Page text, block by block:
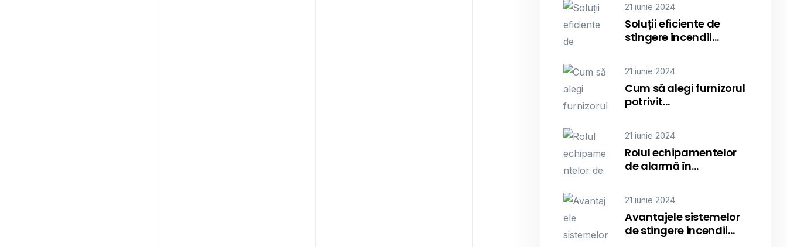
21 iunie 2024
Soluții eficiente de
stingere incendii…
21 iunie 2024
Cum să alegi furnizorul
potrivit…
21 iunie 2024
Rolul echipamentelor
de alarmă în…
21 iunie 2024
Avantajele sistemelor
de stingere incendii…